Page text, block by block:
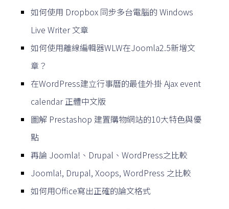
如何使用 Dropbox 同步多台電腦的 Windows
Live Writer 文章
如何使用離線編輯器WLW在Joomla2.5新增文
章？
在WordPress建立行事曆的最佳外掛 Ajax event
calendar 正體中文版
圖解 Prestashop 建置購物網站的10大特色與優
點
再論 Joomla!、Drupal、WordPress之比較
Joomla!, Drupal, Xoops, WordPress 之比較
如何用Office寫出正確的論文格式